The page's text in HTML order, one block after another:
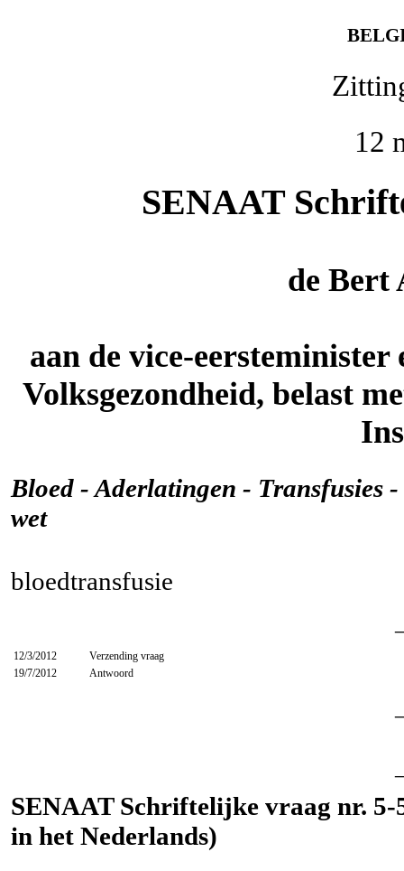
12
SENAAT
de Bert
aan de vice-
Volksgezondheid, belast
Bloed - Aderlatingen - Transfusies
wet
bloedtransfusie
12/3/2012
Verzending vraag
19/7/2012
Antwoord
SENAAT Schriftelijke vraag nr. 5-
in het Nederlands)